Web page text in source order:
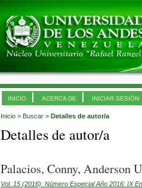
INICIO ACERCA DE INICIAR SESIÓN
Inicio > Buscar > Detalles de autor/a
Detalles de autor/a
Palacios, Conny, Anderson
Vol. 15 (2016): Número Especial Año 2016: IX